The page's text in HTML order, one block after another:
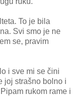
To je bila
Svi smo je ne
se, pravim
i sve mi se čini
joj strašno bolno i
rukom rame i